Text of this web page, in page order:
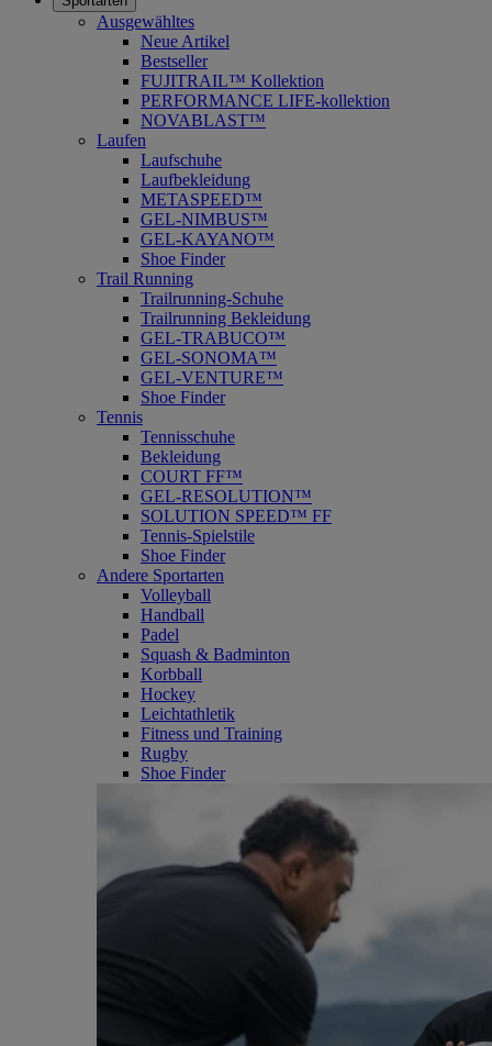
Ausgewähltes
Neue Artikel
Bestseller
FUJITRAIL™ Kollektion
PERFORMANCE LIFE-kollektion
NOVABLAST™
Laufen
Laufschuhe
Laufbekleidung
METASPEED™
GEL-NIMBUS™
GEL-KAYANO™
Shoe Finder
Trail Running
Trailrunning-Schuhe
Trailrunning Bekleidung
GEL-TRABUCO™
GEL-SONOMA™
GEL-VENTURE™
Shoe Finder
Tennis
Tennisschuhe
Bekleidung
COURT FF™
GEL-RESOLUTION™
SOLUTION SPEED™ FF
Tennis-Spielstile
Shoe Finder
Andere Sportarten
Volleyball
Handball
Padel
Squash & Badminton
Korbball
Hockey
Leichtathletik
Fitness und Training
Rugby
Shoe Finder